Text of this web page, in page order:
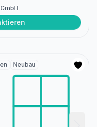
Neubau